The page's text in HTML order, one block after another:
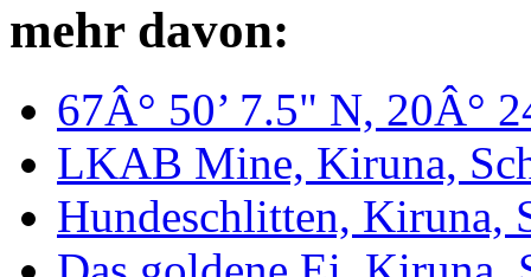
mehr davon:
67Â° 50’ 7.5" N, 20Â°
LKAB Mine, Kiruna,
Hundeschlitten, Kiruna,